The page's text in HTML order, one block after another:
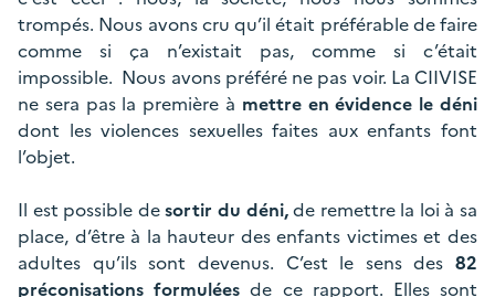
trompés. Nous avons cru qu’il était préférable de faire
comme si ça n’existait pas, comme si c’était
impossible. Nous avons préféré ne pas voir. La CIIVISE
ne sera pas la première à mettre en évidence le déni
dont les violences sexuelles faites aux enfants font
l’objet.
Il est possible desortir du déni,de remettre la loi à sa
place, d’être à la hauteur des enfants victimes et des
adultes qu’ils sont devenus. C’est le sens des 82
préconisations formulées de ce rapport. Elles sont